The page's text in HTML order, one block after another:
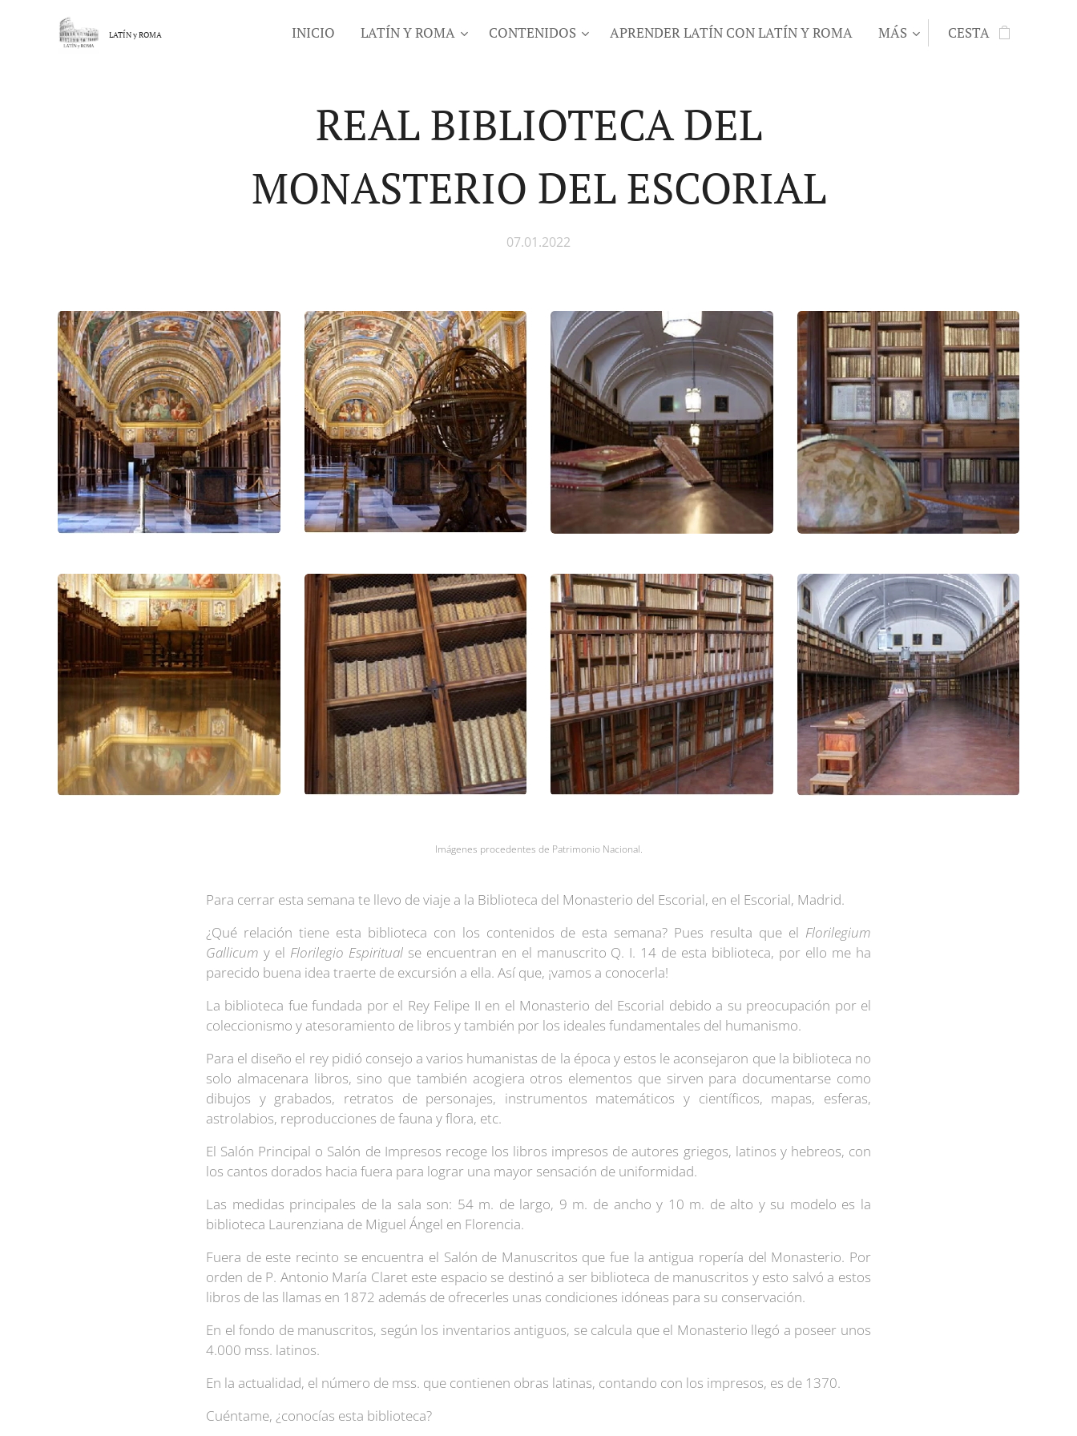
LATÍN yROMA INICIO LATÍN Y ROMA CONTENIDOS APRENDER LATÍN CON LATÍN Y ROMA MÁS CESTA
REAL BIBLIOTECA DEL
MONASTERIO DEL ESCORIAL
07.01.2022
Imágenes procedentes de Patrimonio Nacional.
Para cerrar esta semana te llevo de viaje a la Biblioteca del Monasterio del Escorial, en el Escorial, Madrid.
¿Qué relación tiene esta biblioteca con los contenidos de esta semana? Pues resulta que el Florilegium
Gallicum y el Florilegio Espiritualse encuentran en el manuscrito Q. I. 14 de esta biblioteca, por ello me ha
parecido buena idea traerte de excursión a ella. Así que, ¡vamos a conocerla!
La biblioteca fue fundada por el Rey Felipe II en el Monasterio del Escorial debido a su preocupación por el
coleccionismo y atesoramiento de libros y también por los ideales fundamentales del humanismo.
Para el diseño el rey pidió consejo a varios humanistas de la época y estos le aconsejaron que la biblioteca no
solo almacenara libros, sino que también acogiera otros elementos que sirven para documentarse como
dibujos y grabados, retratos de personajes, instrumentos matemáticos y científicos, mapas, esferas,
astrolabios, reproducciones de fauna y flora, etc.
El Salón Principal o Salón de Impresos recoge los libros impresos de autores griegos, latinos y hebreos, con
los cantos dorados hacia fuera para lograr una mayor sensación de uniformidad.
Las medidas principales de la sala son: 54 m. de largo, 9 m. de ancho y 10 m. de alto y su modelo es la
biblioteca Laurenziana de Miguel Ángel en Florencia.
Fuera de este recinto se encuentra el Salón de Manuscritos que fue la antigua ropería del Monasterio. Por
orden de P. Antonio María Claret este espacio se destinó a ser biblioteca de manuscritos y esto salvó a estos
libros de las llamas en 1872 además de ofrecerles unas condiciones idóneas para su conservación.
En el fondo de manuscritos, según los inventarios antiguos, se calcula que el Monasterio llegó a poseer unos
4.000 mss. latinos.
En la actualidad, el número de mss. que contienen obras latinas, contando con los impresos, es de 1370.
Cuéntame, ¿conocías esta biblioteca?